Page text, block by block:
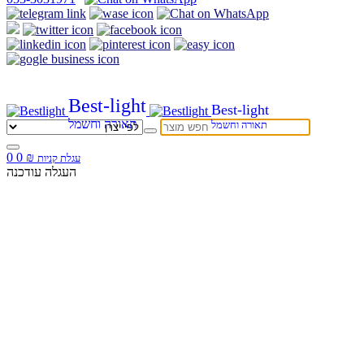
Best-light
תאורה וחשמל
Best-light
תאורה וחשמל
0 עגלת קניות ₪
0
העגלה עודכנה